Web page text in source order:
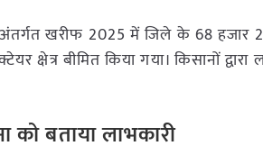
अंतर्गत खरीफ 2025 में जिले के 68 हजार
क्षेत्र बीमित किया गया। किसानों
बताया लाभकारी